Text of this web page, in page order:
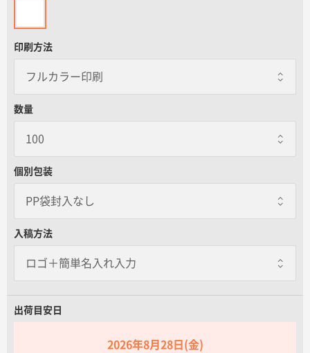
データ入稿ガイド
よくあるご質問
名入れグループサイト
印刷方法
数量
個別包装
PP袋封入なし
PP袋封入あり
一枚あたり+15.00円 / 3日出荷
入稿方法
出荷目安日
2026年8月28日(金)